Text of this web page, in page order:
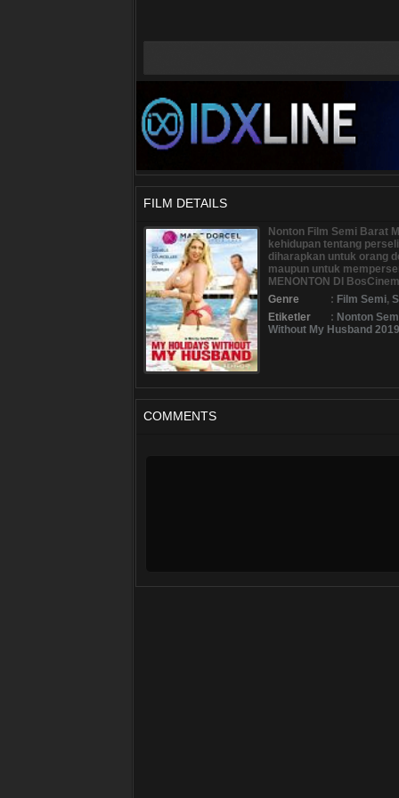
FILM DETAILS
Nonton Film Semi Barat
kehidupan tentang
diharapkan untuk orang
maupun untuk
MENONTON DI
Genre
: Film Semi,
Etiketler
: Nonton
Without My Husband 2019
COMMENTS